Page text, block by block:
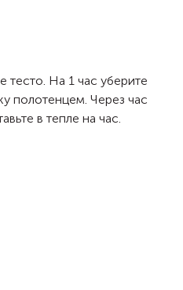
тесто. На 1 час уберите
полотенцем. Через час
в тепле на час.